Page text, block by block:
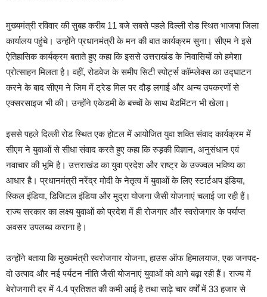
मुख्यमंत्री रविवार की सुबह करीब 11 बजे सबसे पहले दिल्ली रोड स्थित भाजपा जिला
कार्यालय पहुंचे। उन्होंने प्रधानमंत्री के मन की बात कार्यक्रम सुना। सीएम ने इसे
ऐतिहासिक कार्यक्रम बताते हुए कहा कि इससे उत्तराखंड के निवासियों को हमेशा
प्रोत्साहन मिलता है। वहीं, रोडवेज के समीप सिटी स्पोर्ट्स कॉम्प्लेक्स का उद्घाटन
करने के बाद सीएम ने जिम में ट्रेड मिल पर दौड़ लगाई और अन्य उपकरणों से
एक्सरसाइज भी की। उन्होंने एकेडमी के बच्चाें के साथ बैडमिंटन भी खेला।
इससे पहले दिल्ली रोड स्थित एक होटल में आयोजित युवा शक्ति संवाद कार्यक्रम में
सीएम ने युवाओं से सीधा संवाद करते हुए कहा कि रुड़की विज्ञान, अनुसंधान एवं
नवाचार की भूमि है। उत्तराखंड का युवा प्रदेश और राष्ट्र के उज्ज्वल भविष्य का
आधार है। प्रधानमंत्री नरेंद्र मोदी के नेतृत्व में युवाओं के लिए स्टार्टअप इंडिया,
स्किल इंडिया, डिजिटल इंडिया और मुद्रा योजना जैसी योजनाएं चलाई जा रही हैं।
राज्य सरकार का लक्ष्य युवाओं को प्रदेश में ही रोजगार और स्वरोजगार के पर्याप्त
अवसर उपलब्ध कराना है।
उन्होंने बताया कि मुख्यमंत्री स्वरोजगार योजना, हाउस ऑफ हिमालयाज, एक जनपद-
दो उत्पाद और नई पर्यटन नीति जैसी योजनाएं युवाओं को आगे बढ़ा रही हैं। राज्य में
बेरोजगारी दर में 4.4 प्रतिशत की कमी आई है तथा साढ़े चार वर्षों में 33 हजार से